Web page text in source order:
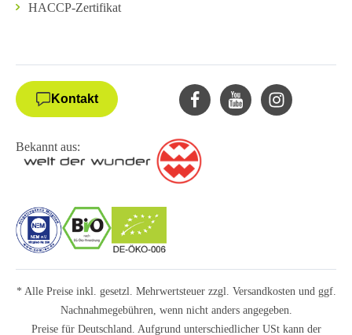
HACCP-Zertifikat
Kontakt
Bekannt aus:
* Alle Preise inkl. gesetzl. Mehrwertsteuer zzgl. Versandkostenund ggf.
Nachnahmegebühren, wenn nicht anders angegeben.
Preise für Deutschland. Aufgrund unterschiedlicher USt kann der